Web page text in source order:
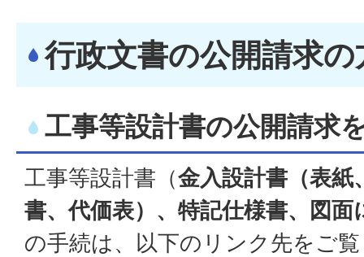
行政文書の公開請求の
工事等設計書の公開請求
工事等設計書（金入設計書（表紙
書、代価表）、特記仕様書、図面
の手続は、以下のリンク先をご